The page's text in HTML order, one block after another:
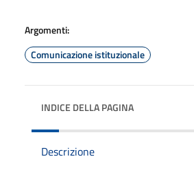
Argomenti:
Comunicazione istituzionale
INDICE DELLA PAGINA
Descrizione